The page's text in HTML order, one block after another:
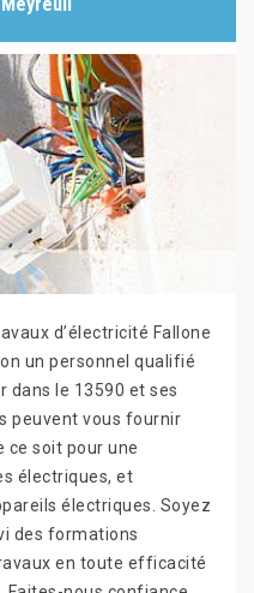
d’électricité Fallone
un personnel qualifié
dans le 13590 et ses
peuvent vous fournir
ce soit pour une
électriques, et
électriques. Soyez
des formations
en toute efficacité